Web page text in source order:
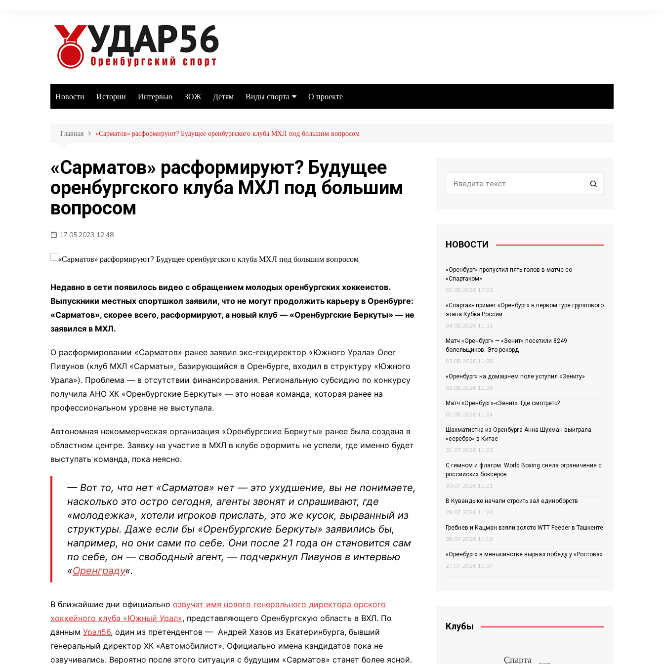
Новости Истории Интервью ЗОЖ Детям Виды спорта
MMA
Баскетбол
Бокс
Дзюдо
Тяжелая атлетика
Водные виды спорта
Остальное
О проекте
Главная «Сарматов» расформируют? Будущее оренбургского клуба МХЛ под большим вопросом
«Сарматов» расформируют? Будущее
оренбургского клуба МХЛ под большим
вопросом
17.05.2023 12:48
Недавно в сети появилось видео с обращением молодых оренбургских хоккеистов.
Выпускники местных спортшкол заявили, что не могут продолжить карьеру в Оренбурге:
«Сарматов», скорее всего, расформируют, а новый клуб — «Оренбургские Беркуты» — не
заявился в МХЛ.
О расформировании «Сарматов» ранее заявил экс-гендиректор «Южного Урала» Олег
Пивунов (клуб МХЛ «Сарматы», базирующийся в Оренбурге, входил в структуру «Южного
Урала»). Проблема — в отсутствии финансирования. Региональную субсидию по конкурсу
получила АНО ХК «Оренбургские Беркуты» — это новая команда, которая ранее на
профессиональном уровне не выступала.
Автономная некоммерческая организация «Оренбургские Беркуты» ранее была создана в
областном центре. Заявку на участие в МХЛ в клубе оформить не успели, где именно будет
выступать команда, пока неясно.
— Вот то, что нет «Сарматов» нет — это ухудшение, вы не понимаете,
насколько это остро сегодня, агенты звонят и спрашивают, где
«молодежка», хотели игроков прислать, это же кусок, вырванный из
структуры. Даже если бы «Оренбургские Беркуты» заявились бы,
например, но они сами по себе. Они после 21 года он становится сам
по себе, он — свободный агент, — подчеркнул Пивунов в интервью
«Оренграду«.
В ближайшие дни официально озвучат имя нового генерального директора орского
хоккейного клуба «Южный Урал», представляющего Оренбургскую область в ВХЛ. По
данным Урал56, один из претендентов — Андрей Хазов из Екатеринбурга, бывший
генеральный директор ХК «Автомобилист». Официально имена кандидатов пока не
озвучивались. Вероятно после этого ситуация с будущим «Сарматов» станет более ясной.
НОВОСТИ
«Оренбург» пропустил пять голов в матче со
«Спартаком»
05.08.2026 17:52
«Спартак» примет «Оренбург» в первом туре группового
этапа Кубка России
04.08.2026 11:31
Матч «Оренбург» — «Зенит» посетили 8249
болельщиков. Это рекорд
03.08.2026 11:28
«Оренбург» на домашнем поле уступил «Зениту»
02.08.2026 11:25
Матч «Оренбург»-«Зенит». Где смотреть?
01.08.2026 11:24
Шахматистка из Оренбурга Анна Шухман выиграла
«серебро» в Китае
31.07.2026 11:23
С гимном и флагом. World Boxing сняла ограничения с
российских боксёров
30.07.2026 11:21
В Кувандыке начали строить зал единоборств
29.07.2026 11:20
Гребнев и Кацман взяли золото WTT Feeder в Ташкенте
28.07.2026 11:19
«Оренбург» в меньшинстве вырвал победу у «Ростова»
27.07.2026 11:07
Клубы